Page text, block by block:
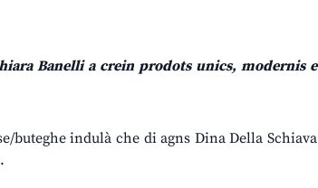
Banelli a crein prodots unics, modernis e
buteghe indulà che di agns Dina Della Schiava